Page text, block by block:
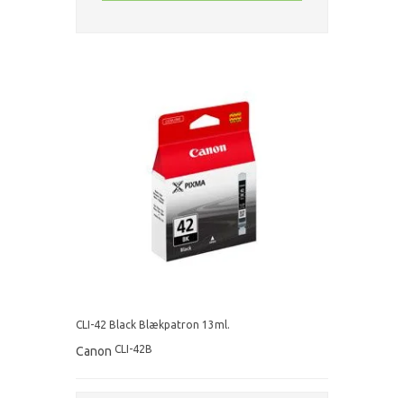
CLI-42 Black Blækpatron 13ml.
Canon CLI-42B